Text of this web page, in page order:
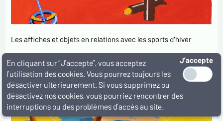
Les affiches et objets en relations avec les sports d'hiver
TOURISME
J’accepte
En cliquant sur ”J’accepte”, vous acceptez
l’utilisation des cookies. Vous pourrez toujours les
désactiver ultérieurement. Si vous supprimez ou
désactivez nos cookies, vous pourriez rencontrer des
interruptions ou des problèmes d’accès au site.